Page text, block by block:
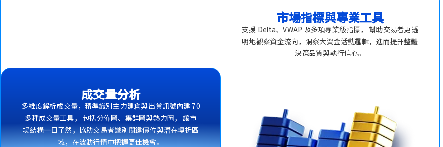
成交量分析
多維度解析成交量，精準識別主力建倉與出貨訊號內建 70
多種成交量工具， 包括分佈圖、集群圖與熱力圖， 讓市
場結構一目了然，協助交易者識別關鍵價位與潛在轉折區
域，在波動行情中把握更佳機會。
市場指標與專業工具
支援 Delta、VWAP 及多項專業級指標， 幫助交易者更透
明地觀察資金流向，洞察大資金活動邏輯，進而提升整體
決策品質與執行信心。